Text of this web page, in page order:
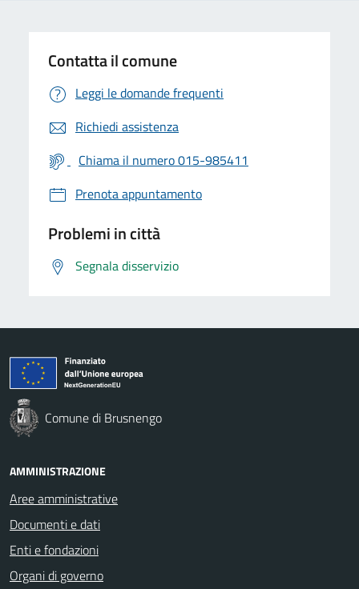
Contatta il comune
Leggi le domande frequenti
Richiedi assistenza
Chiama il numero 015-985411
Prenota appuntamento
Problemi in città
Segnala disservizio
Comune di Brusnengo
AMMINISTRAZIONE
Aree amministrative
Documenti e dati
Enti e fondazioni
Organi di governo